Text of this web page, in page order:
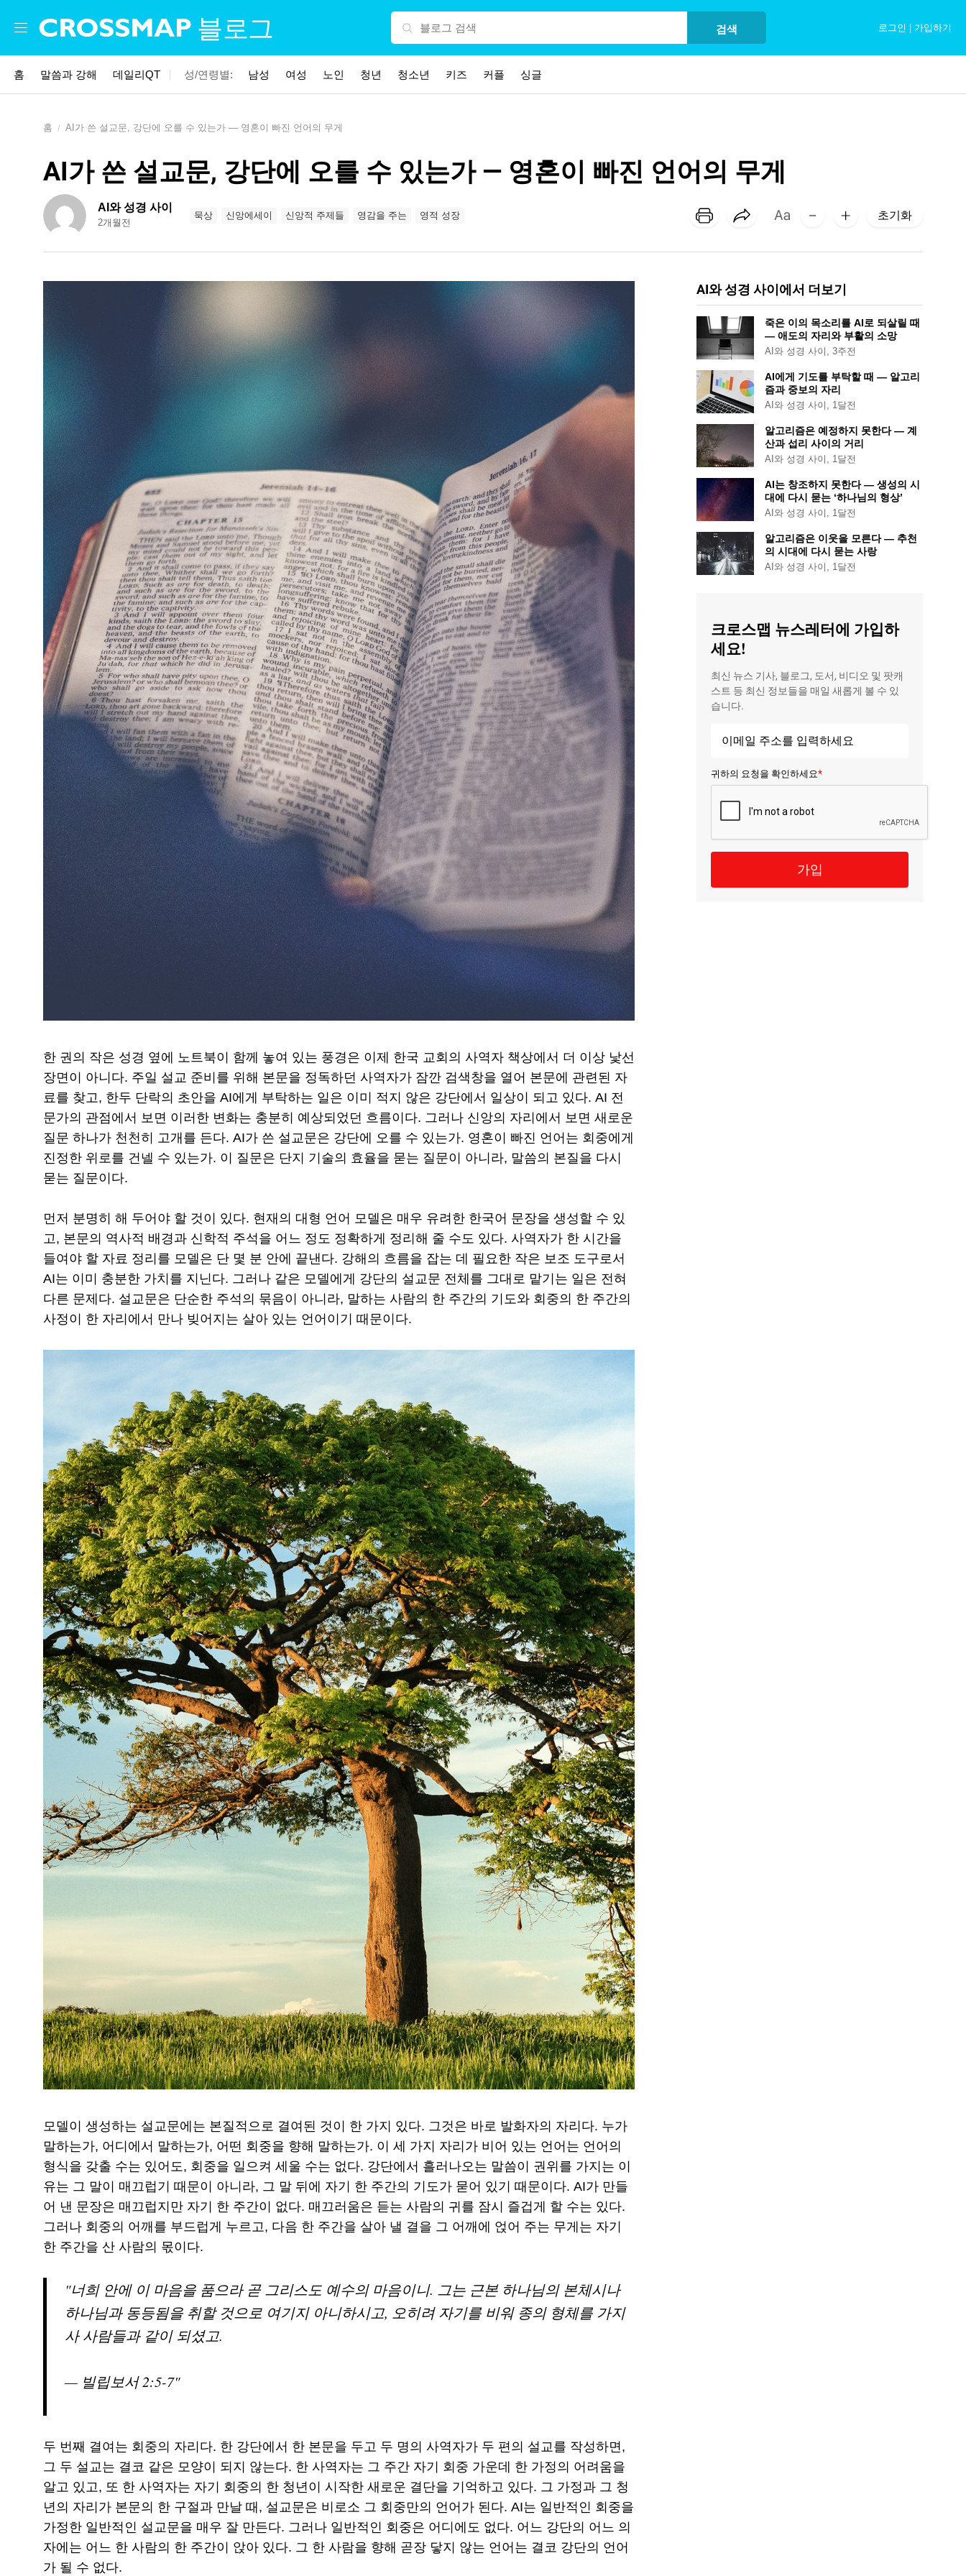
블로그 검색 로그인 | 가입하기
홈 말씀과 강해 데일리QT 성/연령별: 남성 여성 노인 청년 청소년 키즈 커플 싱글
홈 AI가 쓴 설교문, 강단에 오를 수 있는가 — 영혼이 빠진 언어의 무게
AI가 쓴 설교문, 강단에 오를 수 있는가 — 영혼이 빠진 언어의 무게
AI와 성경 사이
2개월전
묵상 신앙에세이 신앙적 주제들 영감을 주는 영적 성장 초기화
한 권의 작은 성경 옆에 노트북이 함께 놓여 있는 풍경은 이제 한국 교회의 사역자 책상에서 더 이상 낯선
장면이 아니다. 주일 설교 준비를 위해 본문을 정독하던 사역자가 잠깐 검색창을 열어 본문에 관련된 자
료를 찾고, 한두 단락의 초안을 AI에게 부탁하는 일은 이미 적지 않은 강단에서 일상이 되고 있다. AI 전
문가의 관점에서 보면 이러한 변화는 충분히 예상되었던 흐름이다. 그러나 신앙의 자리에서 보면 새로운
질문 하나가 천천히 고개를 든다. AI가 쓴 설교문은 강단에 오를 수 있는가. 영혼이 빠진 언어는 회중에게
진정한 위로를 건넬 수 있는가. 이 질문은 단지 기술의 효율을 묻는 질문이 아니라, 말씀의 본질을 다시
묻는 질문이다.
먼저 분명히 해 두어야 할 것이 있다. 현재의 대형 언어 모델은 매우 유려한 한국어 문장을 생성할 수 있
고, 본문의 역사적 배경과 신학적 주석을 어느 정도 정확하게 정리해 줄 수도 있다. 사역자가 한 시간을
들여야 할 자료 정리를 모델은 단 몇 분 안에 끝낸다. 강해의 흐름을 잡는 데 필요한 작은 보조 도구로서
AI는 이미 충분한 가치를 지닌다. 그러나 같은 모델에게 강단의 설교문 전체를 그대로 맡기는 일은 전혀
다른 문제다. 설교문은 단순한 주석의 묶음이 아니라, 말하는 사람의 한 주간의 기도와 회중의 한 주간의
사정이 한 자리에서 만나 빚어지는 살아 있는 언어이기 때문이다.
모델이 생성하는 설교문에는 본질적으로 결여된 것이 한 가지 있다. 그것은 바로 발화자의 자리다. 누가
말하는가, 어디에서 말하는가, 어떤 회중을 향해 말하는가. 이 세 가지 자리가 비어 있는 언어는 언어의
형식을 갖출 수는 있어도, 회중을 일으켜 세울 수는 없다. 강단에서 흘러나오는 말씀이 권위를 가지는 이
유는 그 말이 매끄럽기 때문이 아니라, 그 말 뒤에 자기 한 주간의 기도가 묻어 있기 때문이다. AI가 만들
어 낸 문장은 매끄럽지만 자기 한 주간이 없다. 매끄러움은 듣는 사람의 귀를 잠시 즐겁게 할 수는 있다.
그러나 회중의 어깨를 부드럽게 누르고, 다음 한 주간을 살아 낼 결을 그 어깨에 얹어 주는 무게는 자기
한 주간을 산 사람의 몫이다.
너희 안에 이 마음을 품으라 곧 그리스도 예수의 마음이니. 그는 근본 하나님의 본체시나
하나님과 동등됨을 취할 것으로 여기지 아니하시고, 오히려 자기를 비워 종의 형체를 가지
사 사람들과 같이 되셨고.
— 빌립보서 2:5-7
두 번째 결여는 회중의 자리다. 한 강단에서 한 본문을 두고 두 명의 사역자가 두 편의 설교를 작성하면,
그 두 설교는 결코 같은 모양이 되지 않는다. 한 사역자는 그 주간 자기 회중 가운데 한 가정의 어려움을
알고 있고, 또 한 사역자는 자기 회중의 한 청년이 시작한 새로운 결단을 기억하고 있다. 그 가정과 그 청
년의 자리가 본문의 한 구절과 만날 때, 설교문은 비로소 그 회중만의 언어가 된다. AI는 일반적인 회중을
가정한 일반적인 설교문을 매우 잘 만든다. 그러나 일반적인 회중은 어디에도 없다. 어느 강단의 어느 의
자에는 어느 한 사람의 한 주간이 앉아 있다. 그 한 사람을 향해 곧장 닿지 않는 언어는 결코 강단의 언어
가 될 수 없다.
AI와 성경 사이에서 더보기
죽은 이의 목소리를 AI로 되살릴 때
— 애도의 자리와 부활의 소망
AI와 성경 사이 3주전
AI에게 기도를 부탁할 때 — 알고리
즘과 중보의 자리
AI와 성경 사이 1달전
알고리즘은 예정하지 못한다 — 계
산과 섭리 사이의 거리
AI와 성경 사이 1달전
AI는 창조하지 못한다 — 생성의 시
대에 다시 묻는 ‘하나님의 형상’
AI와 성경 사이 1달전
알고리즘은 이웃을 모른다 — 추천
의 시대에 다시 묻는 사랑
AI와 성경 사이 1달전
크로스맵 뉴스레터에 가입하
세요!
최신 뉴스 기사, 블로그, 도서, 비디오 및 팟캐
스트 등 최신 정보들을 매일 새롭게 볼 수 있
습니다.
귀하의 요청을 확인하세요*
가입